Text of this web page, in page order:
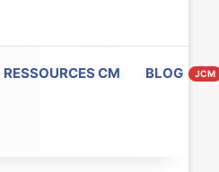
RESSOURCES CM BLOG JCM